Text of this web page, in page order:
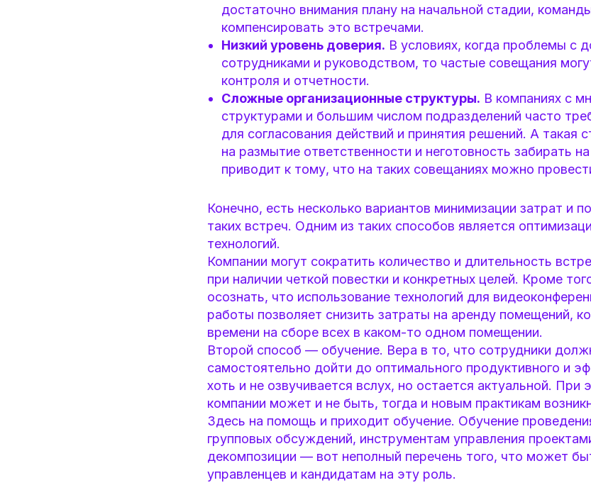
достаточно внимания плану на начальной стадии,
компенсировать это встречами.
Низкий уровень доверия. В условиях, когда проблемы с
сотрудниками и руководством, то частые совещания
контроля и отчетности.
Сложные организационные структуры. В компаниях с
структурами и большим числом подразделений часто
для согласования действий и принятия решений. А такая
на размытие ответственности и неготовность забирать
приводит к тому, что на таких совещаниях можно
Конечно, есть несколько вариантов минимизации затрат и
таких встреч. Одним из таких способов является
технологий.
Компании могут сократить количество и длительность
при наличии четкой повестки и конкретных целей. Кроме
осознать, что использование технологий для
работы позволяет снизить затраты на аренду помещений,
времени на сборе всех в каком-то одном помещении.
Второй способ — обучение. Вера в то, что сотрудники
самостоятельно дойти до оптимального продуктивного и
хоть и не озвучивается вслух, но остается актуальной. При
компании может и не быть, тогда и новым практикам
Здесь на помощь и приходит обучение. Обучение
групповых обсуждений, инструментам управления
декомпозиции — вот неполный перечень того, что может
управленцев и кандидатам на эту роль.